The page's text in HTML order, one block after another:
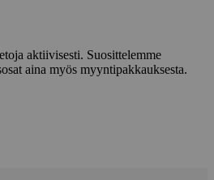
aktiivisesti. Suosittelemme
aina myös myyntipakkauksesta.